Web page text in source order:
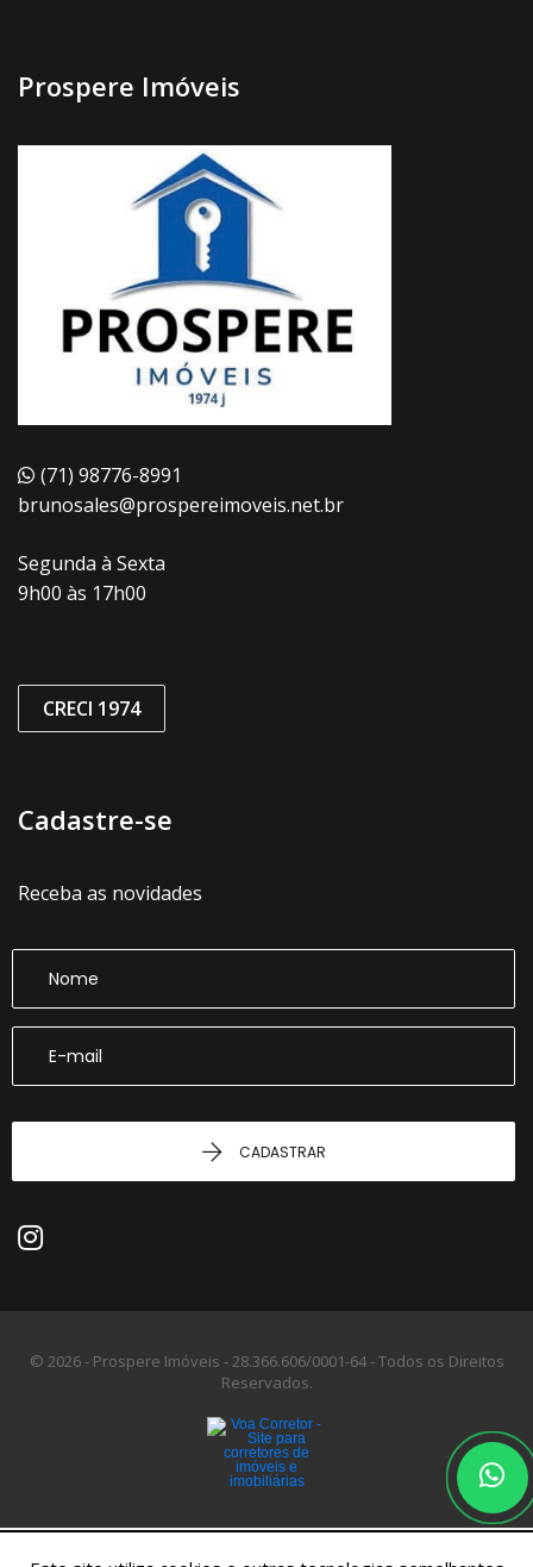
Prospere Imóveis
(71) 98776-8991
brunosales@prospereimoveis.net.br
Segunda à Sexta
9h00 às 17h00
CRECI 1974
Cadastre-se
Receba as novidades
CADASTRAR
© 2026 - Prospere Imóveis -28.366.606/0001-64 -Todos os Direitos
Reservados.